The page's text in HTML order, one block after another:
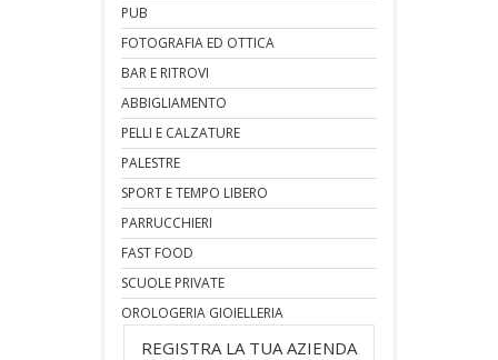
PUB
FOTOGRAFIA ED OTTICA
BAR E RITROVI
ABBIGLIAMENTO
PELLI E CALZATURE
PALESTRE
SPORT E TEMPO LIBERO
PARRUCCHIERI
FAST FOOD
SCUOLE PRIVATE
OROLOGERIA GIOIELLERIA
REGISTRA LA TUA AZIENDA